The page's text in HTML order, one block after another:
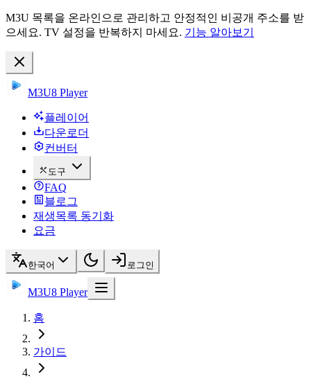
M3U 목록을 온라인으로 관리하고 안정적인 비공개 주소를 받
으세요. TV 설정을 반복하지 마세요. 기능 알아보기
M3U8 Player
플레이어
다운로더
컨버터
도구
FAQ
블로그
재생목록 동기화
요금
한국어 로그인
M3U8 Player
홈
가이드